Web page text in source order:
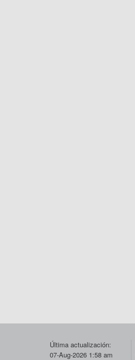
Última actualización:
07-Aug-2026 1:58 am